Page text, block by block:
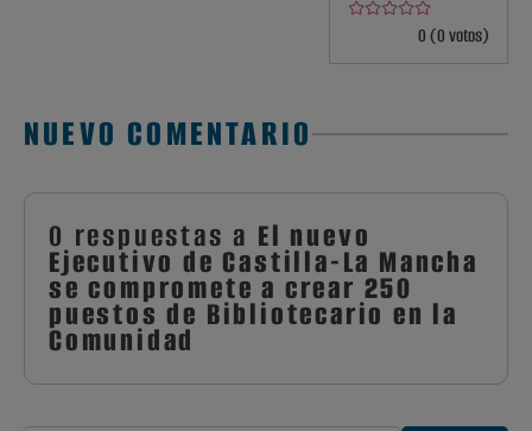
0 (0 votos)
NUEVO COMENTARIO
0 respuestas a El nuevo
Ejecutivo de Castilla-La Mancha
se compromete a crear 250
puestos de Bibliotecario en la
Comunidad